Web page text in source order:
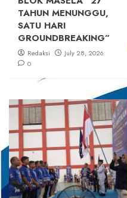
TAHUN MENUNGGU,
SATU HARI
GROUNDBREAKING”
Redaksi
July 28, 2026
0